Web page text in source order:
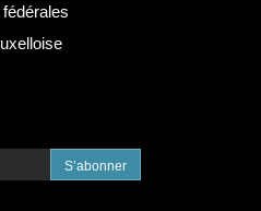
S’abonner